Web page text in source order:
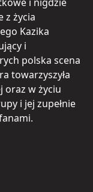
z życia
Kazika
i
polska scena
towarzyszyła
oraz w życiu
i jej zupełnie